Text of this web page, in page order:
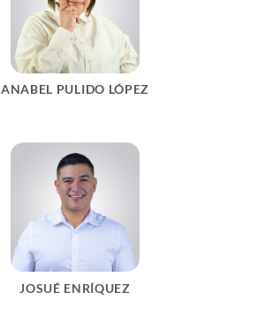
ANABEL PULIDO LÓPEZ
JOSUÉ ENRÍQUEZ